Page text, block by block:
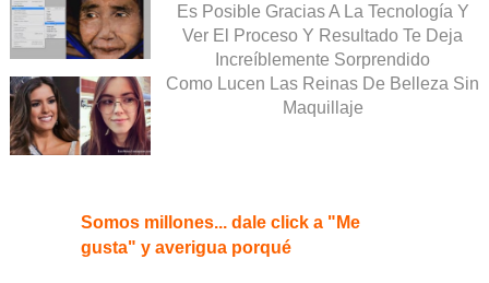
Es Posible Gracias A La Tecnología Y
Ver El Proceso Y Resultado Te Deja
Increíblemente Sorprendido
Como Lucen Las Reinas De Belleza Sin
Maquillaje
Somos millones... dale click a "Me
gusta" y averigua porqué